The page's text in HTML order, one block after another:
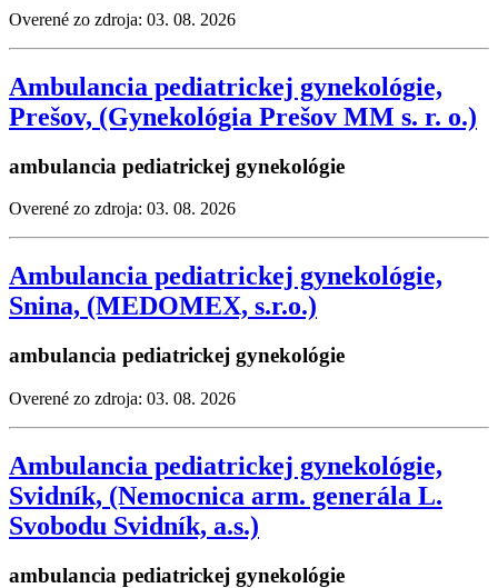
Overené zo zdroja: 03. 08. 2026
Ambulancia pediatrickej gynekológie,
Prešov, (Gynekológia Prešov MM s. r. o.)
ambulancia pediatrickej gynekológie
Overené zo zdroja: 03. 08. 2026
Ambulancia pediatrickej gynekológie,
Snina, (MEDOMEX, s.r.o.)
ambulancia pediatrickej gynekológie
Overené zo zdroja: 03. 08. 2026
Ambulancia pediatrickej gynekológie,
Svidník, (Nemocnica arm. generála L.
Svobodu Svidník, a.s.)
ambulancia pediatrickej gynekológie